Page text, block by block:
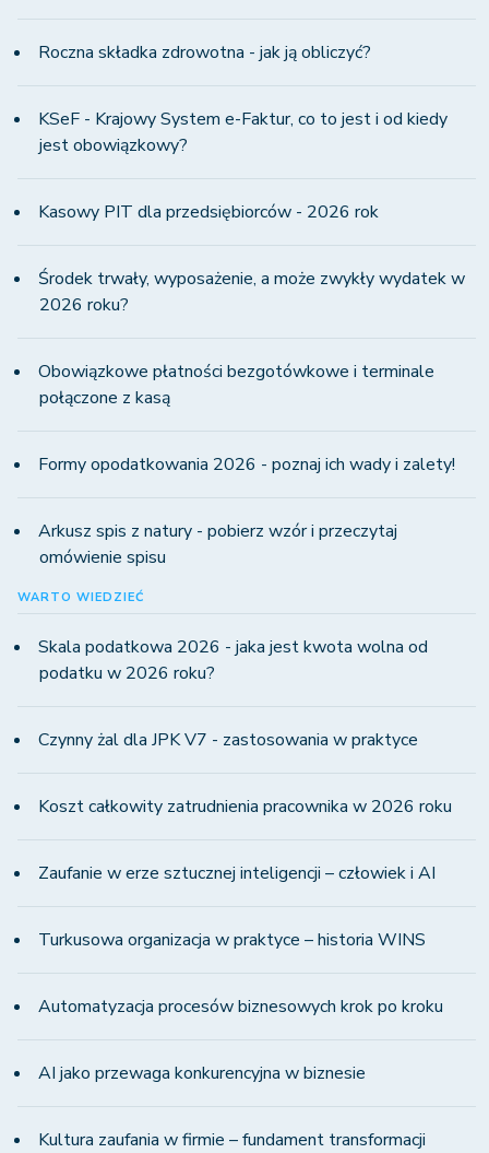
Roczna składka zdrowotna - jak ją obliczyć?
KSeF - Krajowy System e-Faktur, co to jest i od kiedy
jest obowiązkowy?
Kasowy PIT dla przedsiębiorców - 2026 rok
Środek trwały, wyposażenie, a może zwykły wydatek w
2026 roku?
Obowiązkowe płatności bezgotówkowe i terminale
połączone z kasą
Formy opodatkowania 2026 - poznaj ich wady i zalety!
Arkusz spis z natury - pobierz wzór i przeczytaj
omówienie spisu
WARTO WIEDZIEĆ
Skala podatkowa 2026 - jaka jest kwota wolna od
podatku w 2026 roku?
Czynny żal dla JPK V7 - zastosowania w praktyce
Koszt całkowity zatrudnienia pracownika w 2026 roku
Zaufanie w erze sztucznej inteligencji – człowiek i AI
Turkusowa organizacja w praktyce – historia WINS
Automatyzacja procesów biznesowych krok po kroku
AI jako przewaga konkurencyjna w biznesie
Kultura zaufania w firmie – fundament transformacji